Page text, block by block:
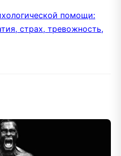
помощи:
страх, тревожность,